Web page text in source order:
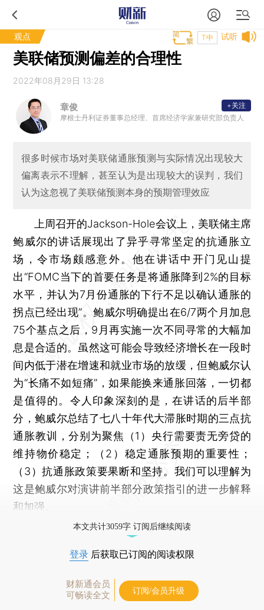
观点 试听
T中
美联储预测偏差的合理性
2022年08月29日 13:28
章俊
摩根士丹利证券董事总经理、首席经济学家兼研究部负责人
+关注
很多时候市场对美联储通胀预测与实际情况出现较大
偏离表示不理解，甚至认为是出现较大的误判，我们
认为这忽视了美联储预测本身的预期管理效应
上周召开的Jackson-Hole会议上，美联储主席
鲍威尔的讲话展现出了异乎寻常坚定的抗通胀立
场，令市场颇感意外。他在讲话中开门见山提
出“FOMC当下的首要任务是将通胀降到2%的目标
水平，并认为7月份通胀的下行不足以确认通胀的
拐点已经出现”。鲍威尔明确提出在6/7两个月加息
75个基点之后，9月再实施一次不同寻常的大幅加
息是合适的。虽然这可能会导致经济增长在一段时
间内低于潜在增速和就业市场的放缓，但鲍威尔认
为“长痛不如短痛”，如果能换来通胀回落，一切都
是值得的。令人印象深刻的是，在讲话的后半部
分，鲍威尔总结了七八十年代大滞胀时期的三点抗
通胀教训，分别为聚焦（1）央行需要责无旁贷的
维持物价稳定；（2）稳定通胀预期的重要性；
（3）抗通胀政策要果断和坚持。我们可以理解为
这是鲍威尔对演讲前半部分政策指引的进一步解释
和加强。
本文共计3059字 订阅后继续阅读
登录 后获取已订阅的阅读权限
财新通会员
可畅读全文
订阅/会员升级